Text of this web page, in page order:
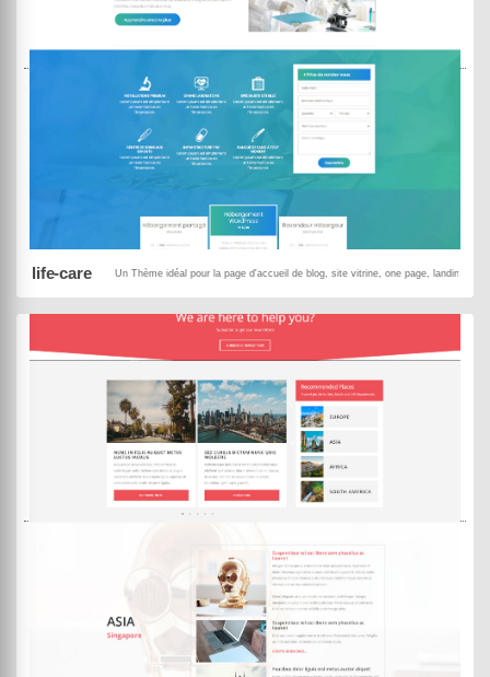
life-care Un Thème idéal pour la page d'accueil de blog, site vitrine, one page, landing
Black Panda
ACHETER
MowXml
Black Panda
ACHETER